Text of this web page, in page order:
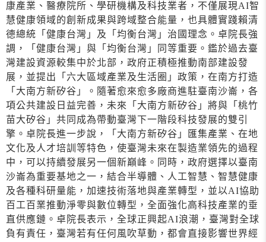
康產業、醫療院所、學研機構及科技業者，不僅展現AI智
慧健康領域的創新成果與跨域整合能量，也具體實踐賴清
德總統「健康台灣」及「均衡台灣」治國理念。卓院長強
調，「健康台灣」與「均衡台灣」同等重要。鑑於過去臺
灣建設資源較集中於北部，政府正積極推動南部建設發
展，並提出「六大區域產業及生活圈」政策，在南方打造
「大南方新矽谷」。隨著愈來愈多廠商進駐臺南沙崙，各
項公共建設日益完善，未來「大南方新矽谷」將與「桃竹
苗大矽谷」共同成為帶動臺灣下一階段科技發展的雙引
擎。卓院長進一步說，「大南方新矽谷」匯集產業、在地
文化及人才培訓等特色，使臺灣未來在製造業領先的過程
中，可以持續發展另一個新巔峰。同時，政府選擇以臺南
沙崙為重要基地之一，結合半導體、人工智慧、智慧健康
及各種科研量能，加速技術落地與產業轉型，並以AI協助
百工百業推動淨零與數位轉型，全面強化高科技產業的垂
直供應鏈。卓院長表示，全球正興起AI浪潮，臺灣對全球
負有責任，臺灣若有任何風吹草動，都會直接影響世界經